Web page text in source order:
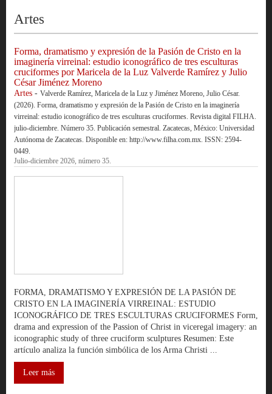
Artes
Forma, dramatismo y expresión de la Pasión de Cristo en la
imaginería virreinal: estudio iconográfico de tres esculturas
cruciformes por Maricela de la Luz Valverde Ramírez y Julio
César Jiménez Moreno
Artes- Valverde Ramírez, Maricela de la Luz y Jiménez Moreno, Julio César.
(2026). Forma, dramatismo y expresión de la Pasión de Cristo en la imaginería
virreinal: estudio iconográfico de tres esculturas cruciformes. Revista digital FILHA.
julio-diciembre. Número 35. Publicación semestral. Zacatecas, México: Universidad
Autónoma de Zacatecas. Disponible en: http://www.filha.com.mx. ISSN: 2594-
0449.
Julio-diciembre 2026, número 35.
FORMA, DRAMATISMO Y EXPRESIÓN DE LA PASIÓN DE
CRISTO EN LA IMAGINERÍA VIRREINAL: ESTUDIO
ICONOGRÁFICO DE TRES ESCULTURAS CRUCIFORMES Form,
drama and expression of the Passion of Christ in viceregal imagery: an
iconographic study of three cruciform sculptures Resumen: Este
artículo analiza la función simbólica de los Arma Christi ...
Leer más